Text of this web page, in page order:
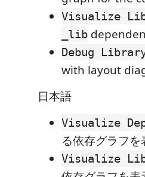
Visualize
_lib
Debug
with layout
日本語
Visualize
る依存グラフを
Visualize